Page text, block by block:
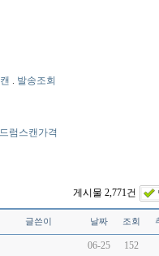
. 발송조회
럼스캔가격
게시물 2,771건
글쓴이 날짜 조회
06-25 152